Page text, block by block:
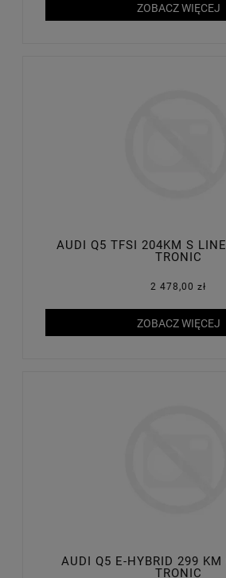
ZOBACZ WIĘCEJ
AUDI Q5 TFSI 204KM S
TRONIC
2 478,00 zł
ZOBACZ WIĘCEJ
AUDI Q5 E-HYBRID 299 KM
TRONIC